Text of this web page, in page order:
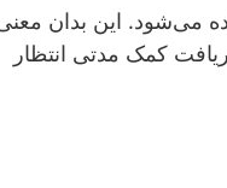
می‌شود. این بدان
کمک مدتی انتظار